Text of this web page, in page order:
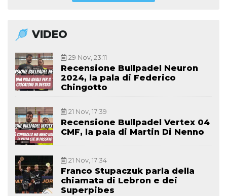
VIDEO
29 Nov, 23:11
Recensione Bullpadel Neuron
2024, la pala di Federico
Chingotto
21 Nov, 17:39
Recensione Bullpadel Vertex 04
CMF, la pala di Martin Di Nenno
21 Nov, 17:34
Franco Stupaczuk parla della
chiamata di Lebron e dei
Superpibes